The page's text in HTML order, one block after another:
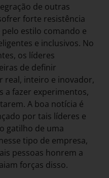
de outras
forte resistência
estilo comando e
e inclusivos. No
os líderes
de definir
real, inteiro e inovador,
a fazer experimentos,
A boa notícia é
por tais líderes e
gatilho de uma
tipo de empresa,
pessoas honrem a
forças disso.